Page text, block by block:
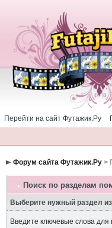
Перейти на сайт Футажик.Ру
Форум сайта Футажик.Ру>
Поиск по разделам
Выберите нужный раздел
Введите ключевые слова для